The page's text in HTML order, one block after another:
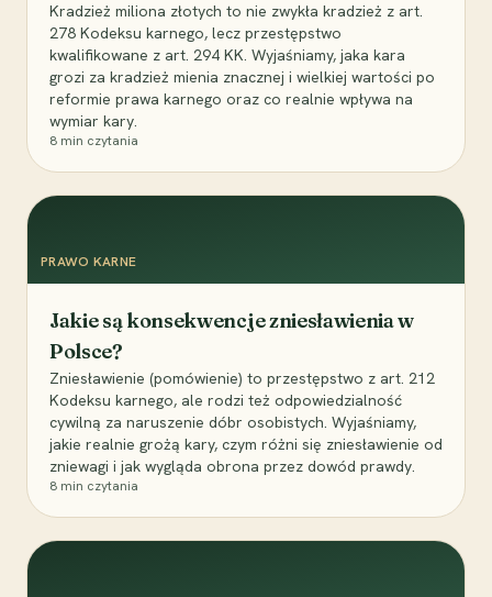
Kradzież miliona złotych to nie zwykła kradzież z art.
278 Kodeksu karnego, lecz przestępstwo
kwalifikowane z art. 294 KK. Wyjaśniamy, jaka kara
grozi za kradzież mienia znacznej i wielkiej wartości po
reformie prawa karnego oraz co realnie wpływa na
wymiar kary.
8 min czytania
PRAWO KARNE
Jakie są konsekwencje zniesławienia w
Polsce?
Zniesławienie (pomówienie) to przestępstwo z art. 212
Kodeksu karnego, ale rodzi też odpowiedzialność
cywilną za naruszenie dóbr osobistych. Wyjaśniamy,
jakie realnie grożą kary, czym różni się zniesławienie od
zniewagi i jak wygląda obrona przez dowód prawdy.
8 min czytania